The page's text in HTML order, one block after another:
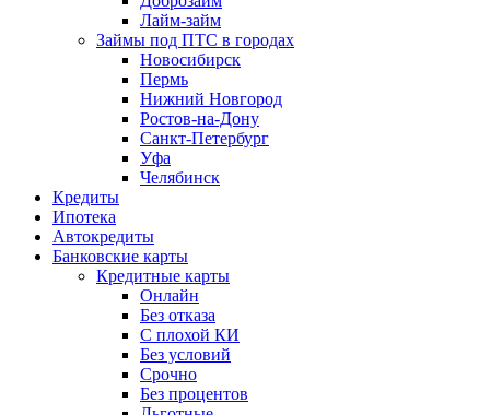
Лайм-займ
Займы под ПТС в городах
Новосибирск
Пермь
Нижний Новгород
Ростов-на-Дону
Санкт-Петербург
Уфа
Челябинск
Кредиты
Ипотека
Автокредиты
Банковские карты
Кредитные карты
Онлайн
Без отказа
С плохой КИ
Без условий
Срочно
Без процентов